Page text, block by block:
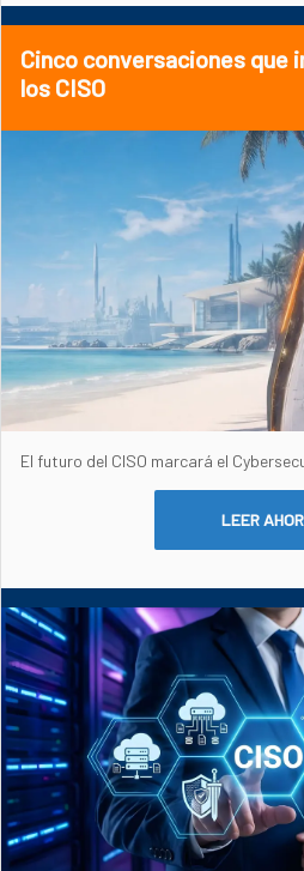
Cinco conversaciones que
los CISO
El futuro del CISO marcará el
LEER